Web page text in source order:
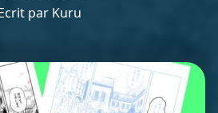
par Kuru